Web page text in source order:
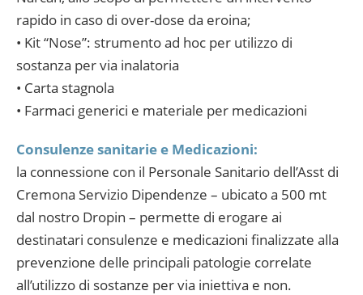
rapido in caso di over-dose da eroina;
• Kit “Nose”: strumento ad hoc per utilizzo di
sostanza per via inalatoria
• Carta stagnola
• Farmaci generici e materiale per medicazioni
Consulenze sanitarie e Medicazioni:
la connessione con il Personale Sanitario dell’Asst di
Cremona Servizio Dipendenze – ubicato a 500 mt
dal nostro Dropin – permette di erogare ai
destinatari consulenze e medicazioni finalizzate alla
prevenzione delle principali patologie correlate
all’utilizzo di sostanze per via iniettiva e non.